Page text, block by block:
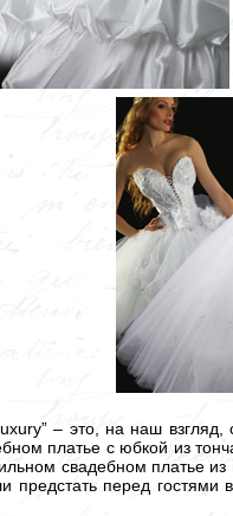
– это, на наш
платье с юбкой из
свадебном платье
предстать перед